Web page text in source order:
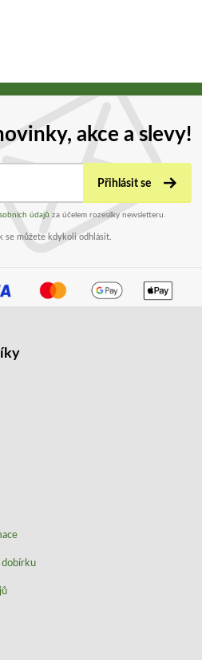
akce a slevy!
Přihlásit se
údajů za účelem rozesílky newsletteru.
se můžete kdykoli odhlásit.
dobírku